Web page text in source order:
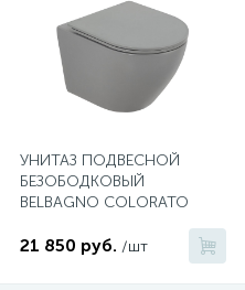
УНИТАЗ ПОДВЕСНОЙ
БЕЗОБОДКОВЫЙ
BELBAGNO COLORATO
21 850 руб. /шт
Смесители для ванны и душа
Смесители для кухни